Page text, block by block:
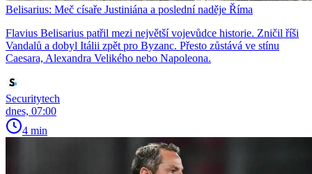
Belisarius: Meč císaře Justiniána a poslední naděje Říma
Flavius Belisarius patřil mezi největší vojevůdce historie. Zničil říši
Vandalů a dobyl Itálii zpět pro Byzanc. Přesto zůstává ve stínu
Caesara, Alexandra Velikého nebo Napoleona.
Securitytech
dnes, 07:00
4 min